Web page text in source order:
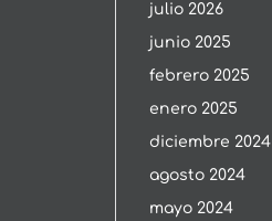
julio 2026
junio 2025
febrero 2025
enero 2025
diciembre 2024
agosto 2024
mayo 2024